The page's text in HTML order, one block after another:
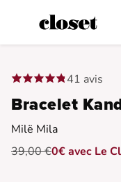
41 avis
Bracelet
Milë Mila
39,00 €0€ avec Le